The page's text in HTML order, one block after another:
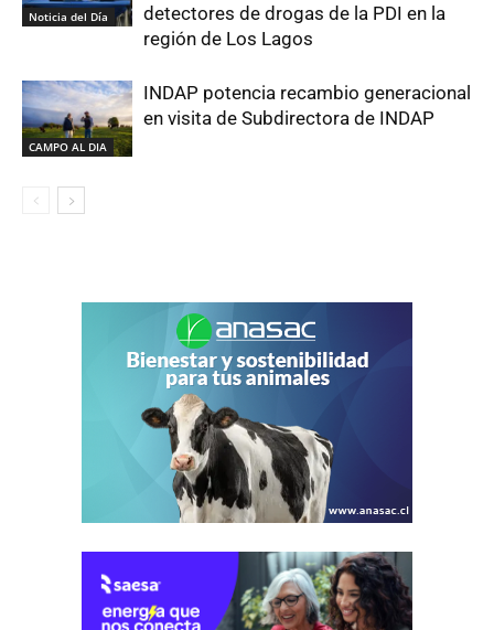
Noticia del Día
detectores de drogas de la PDI en la
región de Los Lagos
CAMPO AL DIA
INDAP potencia recambio generacional
en visita de Subdirectora de INDAP